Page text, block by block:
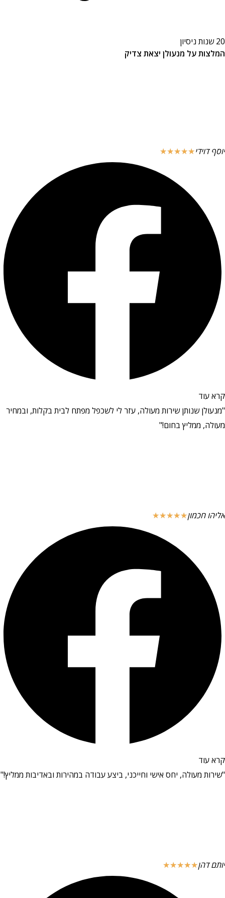
20 שנות ניסיון
המלצות על מנעולן יצאת צדיק
יוסף דוידי☆
☆
☆
☆
☆
קרא עוד
"מנעולן שנותן שירות מעולה, עזר לי לשכפל מפתח לבית בקלות, ובמחיר
מעולה, ממליץ בחום!"
אליהו חכמון☆
☆
☆
☆
☆
קרא עוד
"שירות מעולה, יחס אישי וחייכני, ביצע עבודה במהירות ובאדיבות ממליץ!"
יותם דהן☆
☆
☆
☆
☆